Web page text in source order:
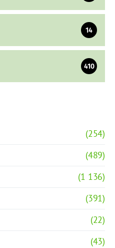
14
410
(254)
(489)
(1 136)
(391)
(22)
(43)